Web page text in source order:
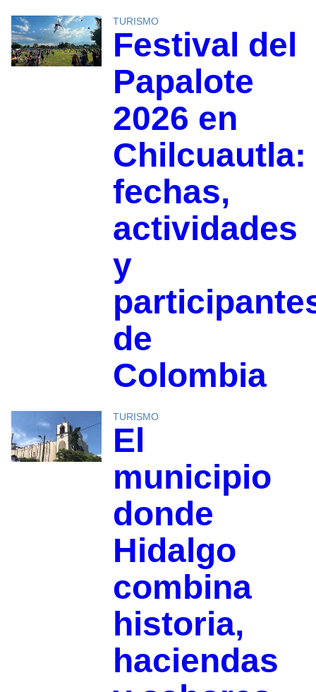
TURISMO
Festival del
Papalote
2026 en
Chilcuautla:
fechas,
actividades
y
de
Colombia
TURISMO
El
municipio
donde
Hidalgo
combina
historia,
haciendas